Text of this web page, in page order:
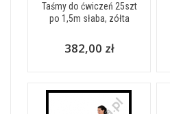
Taśmy do ćwiczeń 25szt
po 1,5m słaba, zółta
382,00 zł